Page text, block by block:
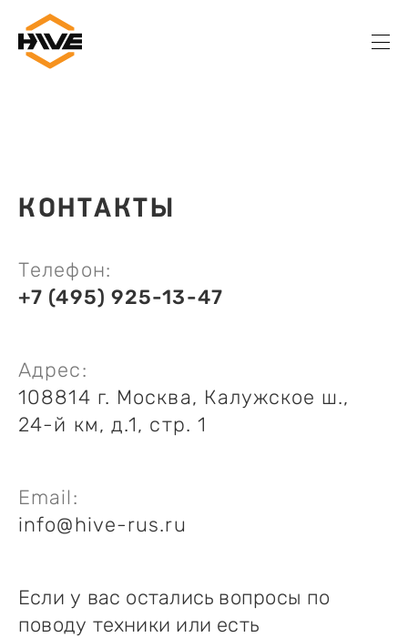
КОНТАКТЫ
Телефон:
+7 (495) 925-13-47
Адрес:
108814 г. Москва, Калужское ш.,
24-й км, д.1, стр. 1
Email:
info@hive-rus.ru
Если у вас остались вопросы по
поводу техники или есть